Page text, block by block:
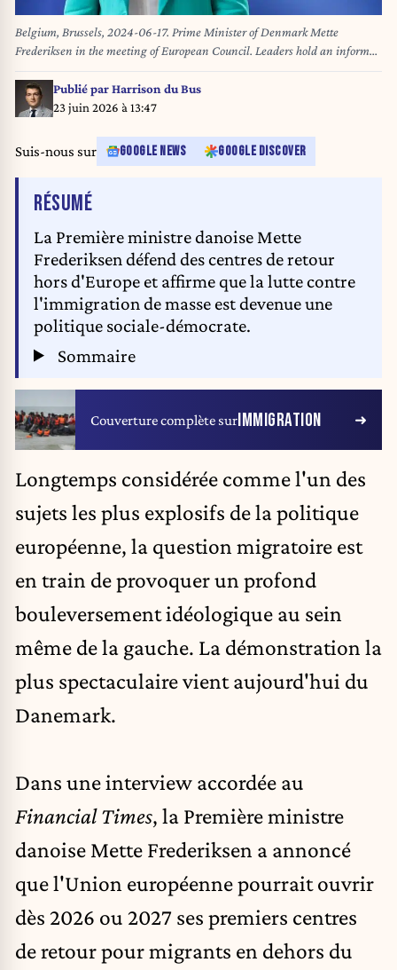
Belgium, Brussels, 2024-06-17. Prime Minister of Denmark Mette
Frederiksen in the meeting of European Council. Leaders hold an informal
meeting on 17 June 2024 in Brussels. Following the European Parliament
elections, EU leaders discuss the next institutional cycle. Belgique,
Bruxelles, 2024-06-17. Premier ministre du Danemark Mette Frederiksen
maniere informelle le 17 juin 2024 a Bruxelles. Apres les elections du
Parlement europeen, les dirigeants de UE discutent du prochain cycle
institutionnel.
Publié parHarrison du Bus
23 juin 2026 à 13:47
Suis-nous sur GOOGLE NEWS GOOGLE DISCOVER
RÉSUMÉDE L'ARTICLE
La Première ministre danoise Mette
Frederiksen défend des centres de retour
hors d'Europe et affirme que la lutte contre
l'immigration de masse est devenue une
politique sociale-démocrate.
Sommaire
Couverture complète surIMMIGRATION
Longtemps considérée comme l'un des
sujets les plus explosifs de la politique
européenne, la question migratoire est
en train de provoquer un profond
bouleversement idéologique au sein
même de la gauche. La démonstration la
plus spectaculaire vient aujourd'hui du
Danemark.
Dans une interview accordée au
Financial Times, la Première ministre
danoise Mette Frederiksen a annoncé
que l'Union européenne pourrait ouvrir
dès 2026 ou 2027 ses premiers centres
de retour pour migrants en dehors du